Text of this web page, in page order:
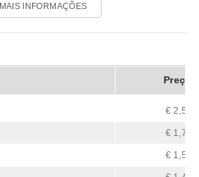
MAIS INFORMAÇÕES
Preço
€ 2,57
€ 1,70
€ 1,56